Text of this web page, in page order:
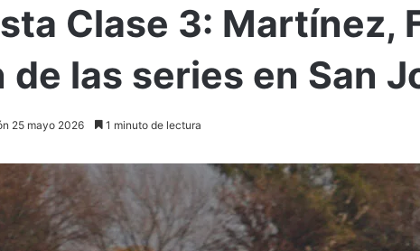
Clase 3: Martínez,
de las series en San
25 mayo 2026 1 minuto de lectura